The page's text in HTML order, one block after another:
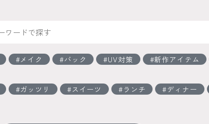
メイク バック UV対策 新作アイテム
ガッツリ スイーツ ランチ ディナー